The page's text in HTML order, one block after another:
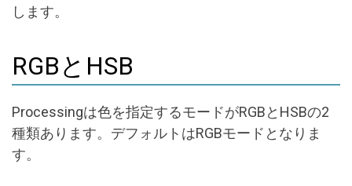
します。
RGBとHSB
Processingは色を指定するモードがRGBとHSBの2
種類あります。デフォルトはRGBモードとなりま
す。